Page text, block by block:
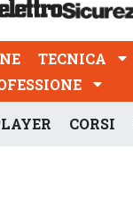
TECNICA
CORSI